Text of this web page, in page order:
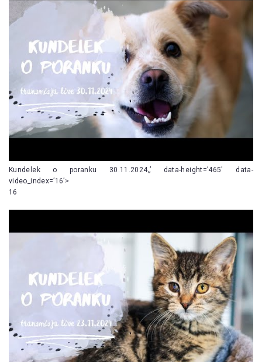
Kundelek o poranku 30.11.2024„’ data-height=’465′ data-
video_index=’16’>
16